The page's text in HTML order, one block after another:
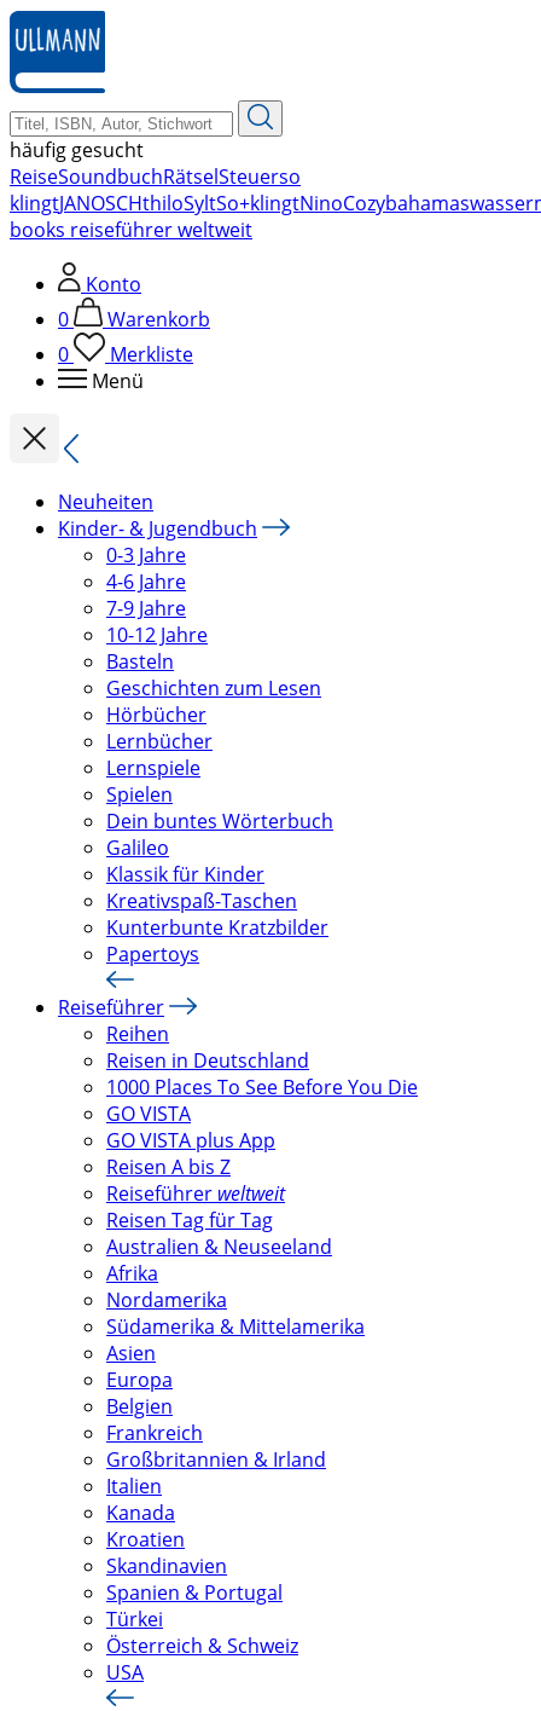
zum
Hauptinhalt
springen
häufig gesucht
ReiseSoundbuchRätselSteuerso
klingtJANOSCHthiloSyltSo+klingtNinoCozybahamas
books reiseführer weltweit
Konto
0
Warenkorb
0
Merkliste
Menü
Neuheiten
Kinder- & Jugendbuch
0-3 Jahre
4-6 Jahre
7-9 Jahre
10-12 Jahre
Basteln
Geschichten zum Lesen
Hörbücher
Lernbücher
Lernspiele
Spielen
Dein buntes Wörterbuch
Galileo
Klassik für Kinder
Kreativspaß-Taschen
Kunterbunte Kratzbilder
Papertoys
Reiseführer
Reihen
Reisen in Deutschland
1000 Places To See Before You Die
GO VISTA
GO VISTA plus App
Reisen A bis Z
Reiseführer weltweit
Reisen Tag für Tag
Australien & Neuseeland
Afrika
Nordamerika
Südamerika & Mittelamerika
Asien
Europa
Belgien
Frankreich
Großbritannien & Irland
Italien
Kanada
Kroatien
Skandinavien
Spanien & Portugal
Türkei
Österreich & Schweiz
USA